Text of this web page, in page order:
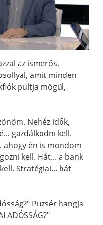
az ismerős,
amit minden
pultja mögül,
Nehéz idők,
gazdálkodni kell.
ahogy én is mondom
kell. Hát... a bank
Stratégiai... hát
Puzsér hangja
ADÓSSÁG?"